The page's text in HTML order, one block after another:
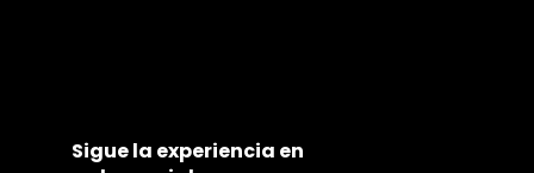
Sigue la experiencia en